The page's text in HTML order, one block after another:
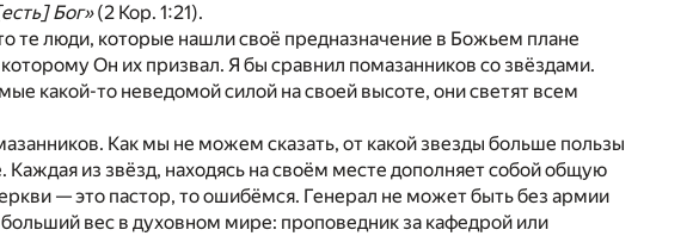
Бог»(2 Кор. 1:21).
люди, которые нашли своё предназначение в Божьем плане
Он их призвал. Я бы сравнил помазанников со звёздами.
какой-то неведомой силой на своей высоте, они светят всем
Как мы не можем сказать, от какой звезды больше пользы
из звёзд, находясь на своём месте дополняет собой общую
— это пастор, то ошибёмся. Генерал не может быть без армии
вес в духовном мире: проповедник за кафедрой или